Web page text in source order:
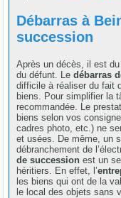
Débarras à
succession
Après un décès, il est
du défunt. Ledébarras
difficile à réaliser du fait
biens. Pour simplifier la
recommandée. Le
biens selon vos
cadres photo, etc.) ne
et usées. De même, un
débranchement de
de succession est un
héritiers. En effet, l’
les biens qui ont de la
le local des objets sans